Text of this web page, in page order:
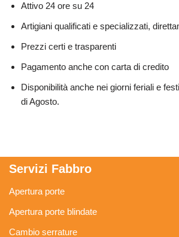
Attivo 24 ore su 24
Artigiani qualificati e specializzati,
Prezzi certi e trasparenti
Pagamento anche con carta di credito
Disponibilità anche nei giorni feriali e
di Agosto.
Servizi Fabbro
Apertura porte
Apertura porte blindate
Cambio serrature